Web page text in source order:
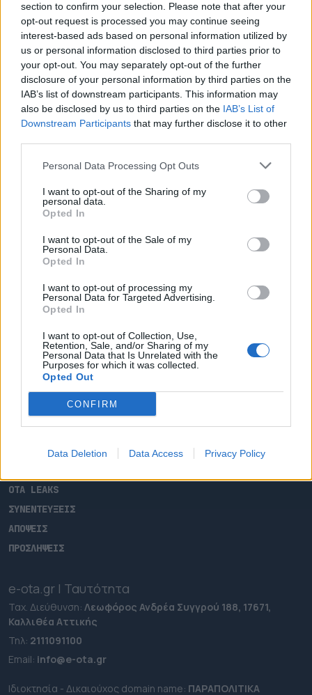
section to confirm your selection. Please note that after your
opt-out request is processed you may continue seeing
interest-based ads based on personal information utilized by
us or personal information disclosed to third parties prior to
your opt-out. You may separately opt-out of the further
disclosure of your personal information by third parties on the
IAB’s list of downstream participants. This information may
also be disclosed by us to third parties on the IAB’s List of
Downstream Participants that may further disclose it to other
Personal Data Processing Opt Outs
I want to opt-out of the Sharing of my
personal data.
Opted In
I want to opt-out of the Sale of my
Personal Data.
Opted In
I want to opt-out of processing my
Personal Data for Targeted Advertising.
Opted In
I want to opt-out of Collection, Use,
Retention, Sale, and/or Sharing of my
Personal Data that Is Unrelated with the
Purposes for which it was collected.
Opted Out
CONFIRM
Data Deletion Data Access Privacy Policy
Ιωάννινα: Ένα ακόμα βήμα για την
βιοκλιματική αναβάθμιση 9
σχολικών αυλών
Τον προσωρινό ανάδοχο για την επιστημονική
υπηρεσία με τίτλο: «Παροχή υπηρεσιών Τεχνικού
μέσω συμμετοχικής διαδικασίας» ανέδειξε κατά
πλειοψηφία στην σημερινή της συνεδρίαση η Δημοτική
Επιτροπή. Πρόκειται για ένα σημαντικό βήμα που
αφορά στην υλοποίηση της πρωτοβουλίας που
ανέλαβε η δημοτική αρχή προκειμένου να
διαμορφώσει ένα ευρύ πρόγραμμα συμμετοχικού […]
09.01.2025 - 18.42
ΑΡΧΙΚΗ
ΡΟΗ ΕΙΔΗΣΕΩΝ
ΕΠΙΚΑΙΡΟΤΗΤΑ
OTA LEAKS
ΣΥΝΕΝΤΕΥΞΕΙΣ
ΑΠΟΨΕΙΣ
ΠΡΟΣΛΗΨΕΙΣ
e-ota.gr | Ταυτότητα
Ταχ. Διεύθυνση: Λεωφόρος Ανδρέα Συγγρού 188, 17671,
Καλλιθέα Αττικής
Τηλ: 2111091100
Εmail: info@e-ota.gr
Ιδιοκτησία - Δικαιούχος domain name: ΠΑΡΑΠΟΛΙΤΙΚΑ